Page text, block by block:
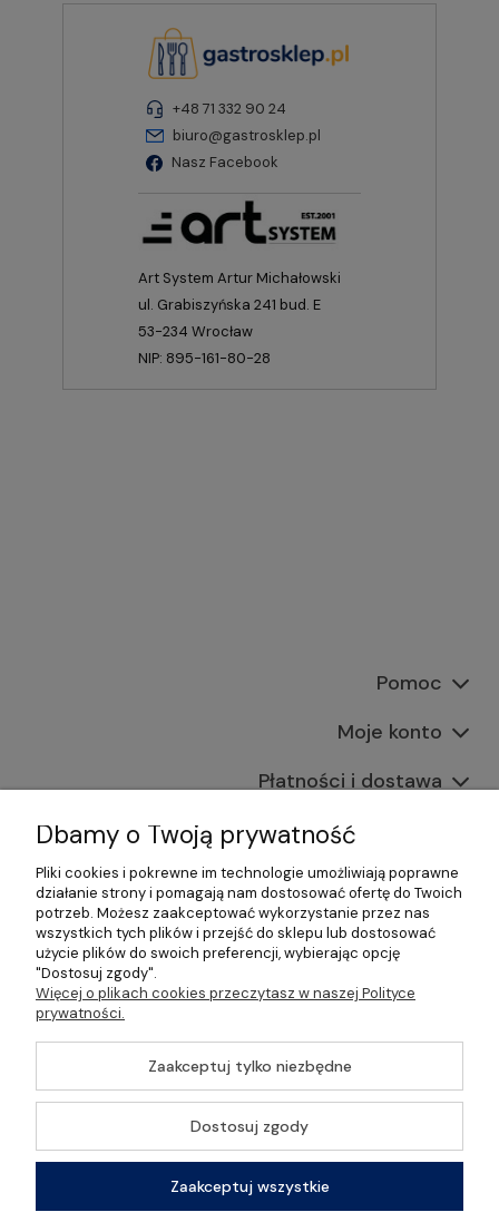
+48 71 332 90 24
biuro@gastrosklep.pl
Nasz Facebook
Art System Artur Michałowski
ul. Grabiszyńska 241 bud. E
53-234 Wrocław
NIP: 895-161-80-28
Pomoc
Moje konto
Płatności i dostawa
Informacje
O nas
©2026 Wszelkie Prawa Zastrzeżone | Gastrosklep |
Wyposażenie gastronomii, restauracji oraz barów
Szablon Master byEcommercy
Pokaż pełną wersję strony
Sklep internetowy Shoper Premium
Dbamy o Twoją prywatność
Pliki cookies i pokrewne im technologie umożliwiają poprawne
działanie strony i pomagają nam dostosować ofertę do Twoich
potrzeb. Możesz zaakceptować wykorzystanie przez nas
wszystkich tych plików i przejść do sklepu lub dostosować
użycie plików do swoich preferencji, wybierając opcję
"Dostosuj zgody".
Więcej o plikach cookies przeczytasz w naszej Polityce
prywatności.
Zaakceptuj tylko niezbędne
Dostosuj zgody
Zaakceptuj wszystkie